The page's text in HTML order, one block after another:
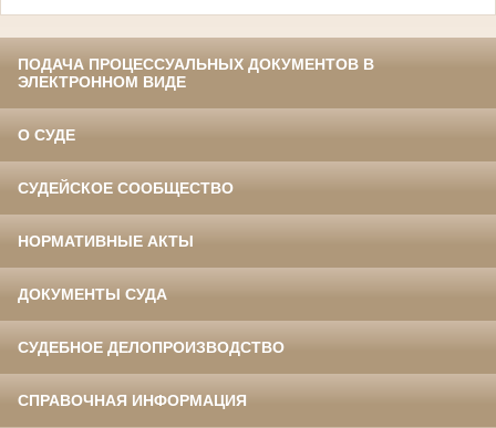
ПОДАЧА ПРОЦЕССУАЛЬНЫХ ДОКУМЕНТОВ В
ЭЛЕКТРОННОМ ВИДЕ
О СУДЕ
СУДЕЙСКОЕ СООБЩЕСТВО
НОРМАТИВНЫЕ АКТЫ
ДОКУМЕНТЫ СУДА
СУДЕБНОЕ ДЕЛОПРОИЗВОДСТВО
СПРАВОЧНАЯ ИНФОРМАЦИЯ